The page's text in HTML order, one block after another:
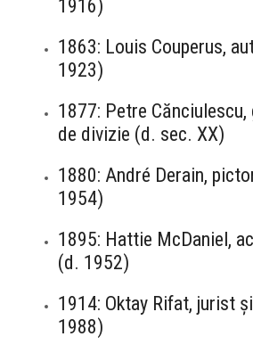
1916)
1863: Louis Couperus,
1923)
1877: Petre Cănciulescu,
de divizie (d. sec. XX)
1880: André Derain,
1954)
1895: Hattie McDaniel,
(d. 1952)
1914: Oktay Rifat, jurist
1988)